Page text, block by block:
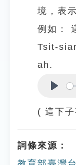
境，表
例如：
Tsit-
ah.
( 這下
詞條來源：